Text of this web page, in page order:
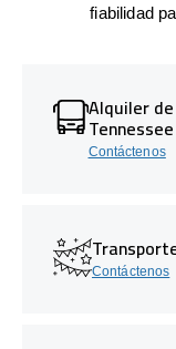
fiabilidad
Alquiler
Tennessee
Contáctenos
Contáctenos